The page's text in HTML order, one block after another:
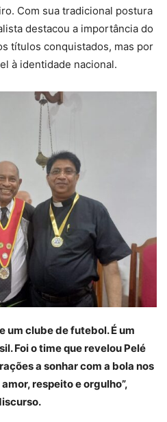
Com sua tradicional postura
destacou a importância do
títulos conquistados, mas por
à identidade nacional.
um clube de futebol. É um
Foi o time que revelou Pelé
a sonhar com a bola nos
respeito e orgulho”,